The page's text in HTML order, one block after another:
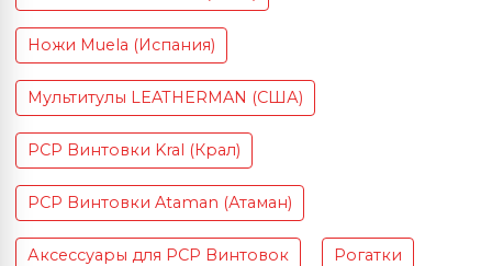
Ножи Muela (Испания)
Мультитулы LEATHERMAN (США)
PCP Винтовки Kral (Крал)
PCP Винтовки Ataman (Атаман)
Аксессуары для PCP Винтовок Рогатки